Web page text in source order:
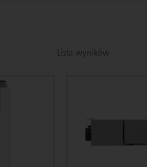
Lista wyników